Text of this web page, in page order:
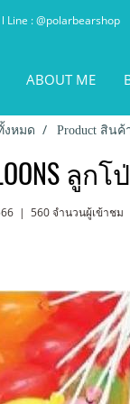
Line : @polarbearshop
ABOUT ME
งหมด Product สินค้
ลู
| 560 จำนวนผู้เข้าชม